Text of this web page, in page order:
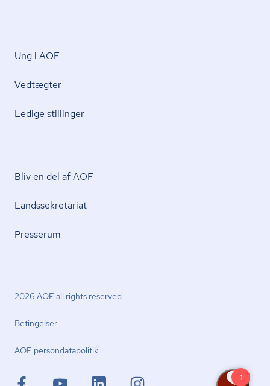
Ung i AOF
Vedtægter
Ledige stillinger
Bliv en del af AOF
Lands­se­kre­ta­ri­at
Presserum
2026 AOF all rights reserved
Betingelser
AOF per­son­da­ta­po­li­tik